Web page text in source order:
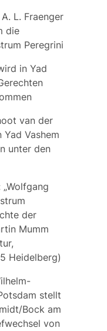
A. L. Fraenger
die
Peregrini
in Yad
van der
Yad Vashem
unter den
der
Mumm
Heidelberg)
stellt
Bock am
von